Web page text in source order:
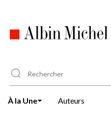
principal
À la Une Auteurs